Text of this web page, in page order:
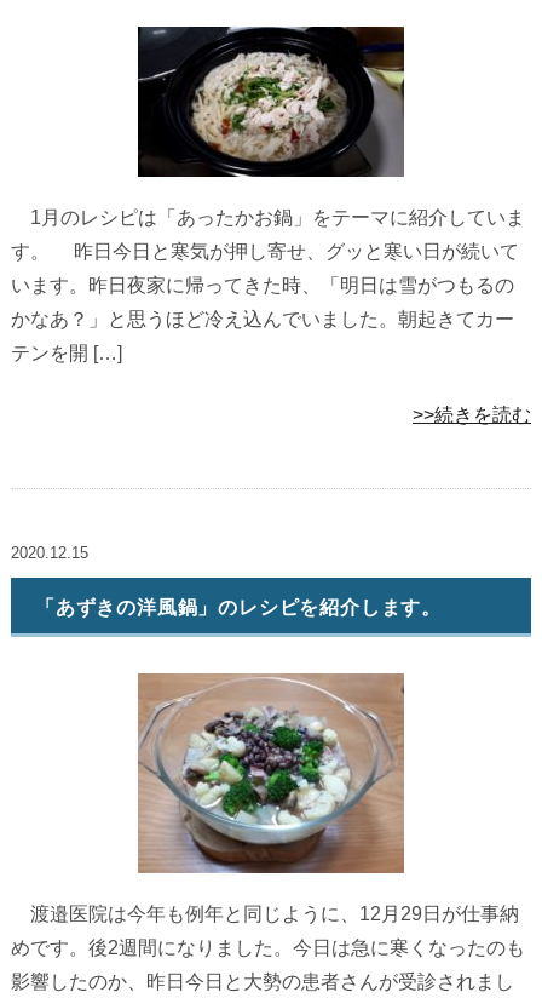
1月のレシピは「あったかお鍋」をテーマに紹介していま
す。 昨日今日と寒気が押し寄せ、グッと寒い日が続いて
います。昨日夜家に帰ってきた時、「明日は雪がつもるの
かなあ？」と思うほど冷え込んでいました。朝起きてカー
テンを開 […]
>>続きを読む
2020.12.15
「あずきの洋風鍋」のレシピを紹介します。
渡邉医院は今年も例年と同じように、12月29日が仕事納
めです。後2週間になりました。今日は急に寒くなったのも
影響したのか、昨日今日と大勢の患者さんが受診されまし